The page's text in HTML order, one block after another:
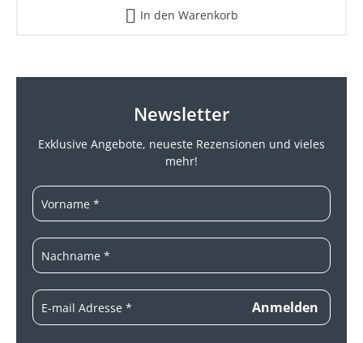
In den Warenkorb
Newsletter
Exklusive Angebote, neueste Rezensionen und vieles
mehr!